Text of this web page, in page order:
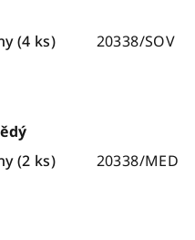
(4 ks) 20338/SOV
(2 ks) 20338/MED